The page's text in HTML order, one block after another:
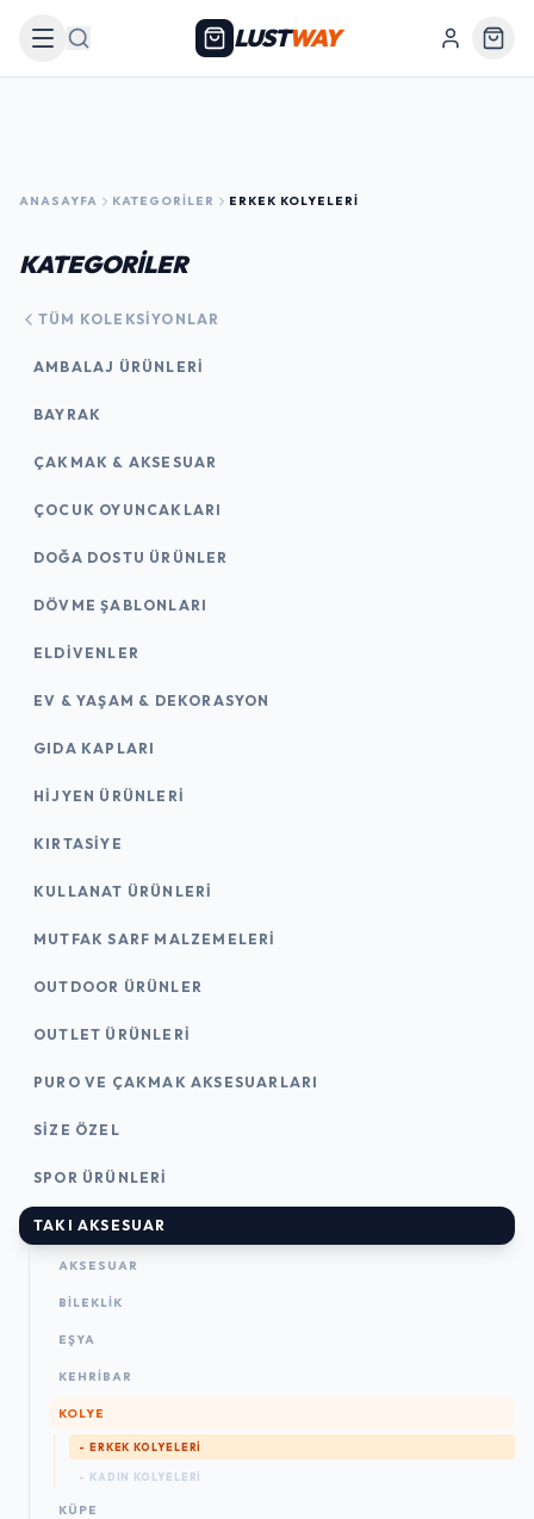
Arama LUSTWAY
ANASAYFA KATEGORILER ERKEK KOLYELERI
KATEGORİLER
TÜM KOLEKSIYONLAR
AMBALAJ ÜRÜNLERI
BAYRAK
ÇAKMAK & AKSESUAR
ÇOCUK OYUNCAKLARI
DOĞA DOSTU ÜRÜNLER
DÖVME ŞABLONLARI
ELDIVENLER
EV & YAŞAM & DEKORASYON
GIDA KAPLARI
HIJYEN ÜRÜNLERI
KIRTASİYE
KULLANAT ÜRÜNLERI
MUTFAK SARF MALZEMELERI
OUTDOOR ÜRÜNLER
OUTLET ÜRÜNLERI
PURO VE ÇAKMAK AKSESUARLARI
SIZE ÖZEL
SPOR ÜRÜNLERI
TAKI AKSESUAR
AKSESUAR
BILEKLIK
EŞYA
KEHRIBAR
KOLYE
- ERKEK KOLYELERI
- KADIN KOLYELERI
KÜPE